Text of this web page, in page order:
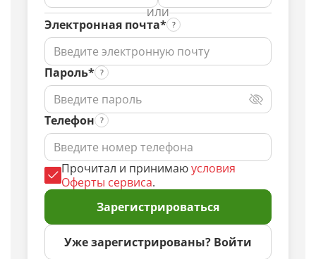
ИЛИ
Электронная почта*
Пароль*
Телефон
Прочитал и принимаюусловия
Оферты сервиса.
Зарегистрироваться
Уже зарегистрированы? Войти